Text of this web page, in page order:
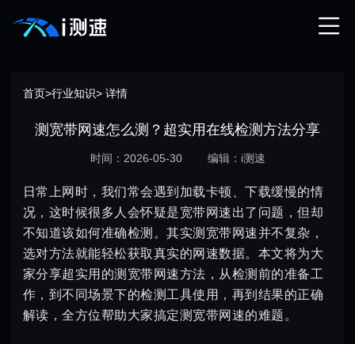
首页>行业知识> 详情
测宽带网速怎么测？超实用在线检测方法分享
时间：2026-05-30 编辑：i测速
日常上网时，我们常会遇到加载卡顿、下载缓慢的情
况，这时候很多人会怀疑是宽带网速出了问题，但却
不知道该如何准确检测。其实测宽带网速并不复杂，
选对方法就能轻松获取真实的网速数据。本文将为大
家分享超实用的测宽带网速方法，从检测前的准备工
作，到不同场景下的检测工具使用，再到结果的正确
解读，全方位帮助大家搞定测宽带网速的难题。